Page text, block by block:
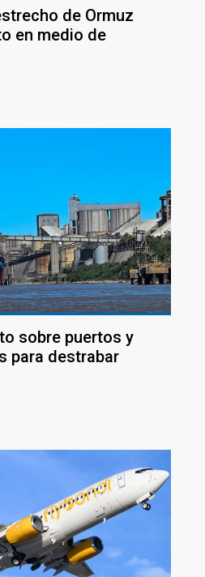
de Ormuz
en medio de
sobre puertos y
para destrabar